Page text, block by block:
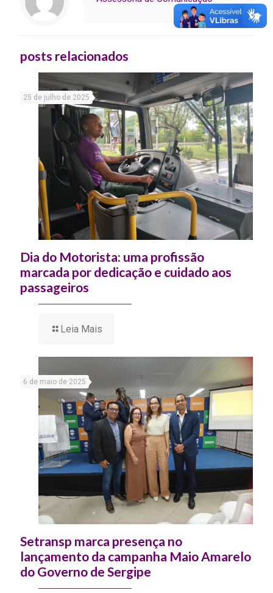
posts relacionados
25 de julho de 2025
Dia do Motorista: uma profissão
marcada por dedicação e cuidado aos
passageiros
Leia Mais
6 de maio de 2025
Setransp marca presença no
lançamento da campanha Maio Amarelo
do Governo de Sergipe